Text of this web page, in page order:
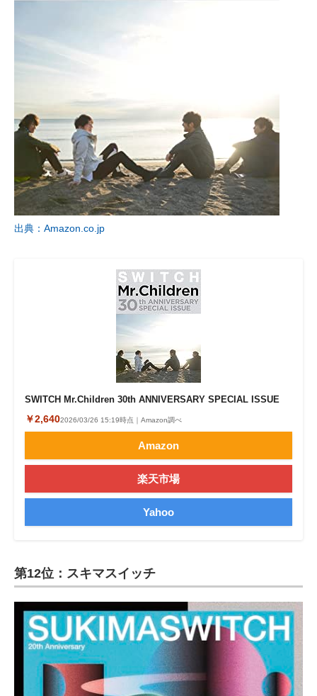
出典：Amazon.co.jp
SWITCH Mr.Children 30th ANNIVERSARY SPECIAL ISSUE
￥2,6402026/03/26 15:19時点｜Amazon調べ
Amazon
楽天市場
Yahoo
第12位：スキマスイッチ